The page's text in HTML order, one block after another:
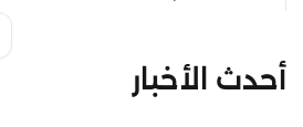
أحدث الأخبار